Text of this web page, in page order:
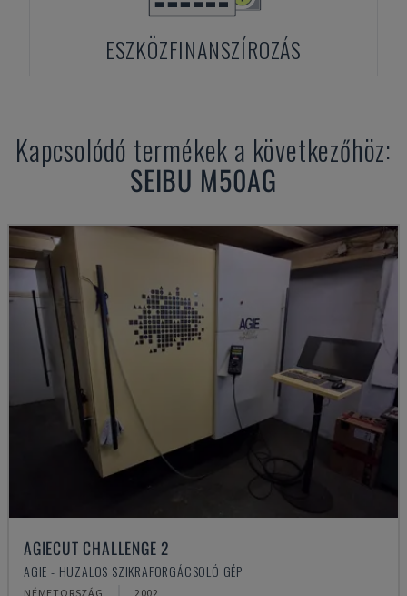
ESZKÖZFINANSZÍROZÁS
Kapcsolódó termékek a következőhöz:
SEIBU M50AG
AGIECUT CHALLENGE 2
AGIE - HUZALOS SZIKRAFORGÁCSOLÓ GÉP
NÉMETORSZÁG 2002